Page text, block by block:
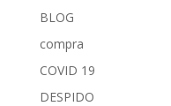
BLOG
compra
COVID 19
DESPIDO